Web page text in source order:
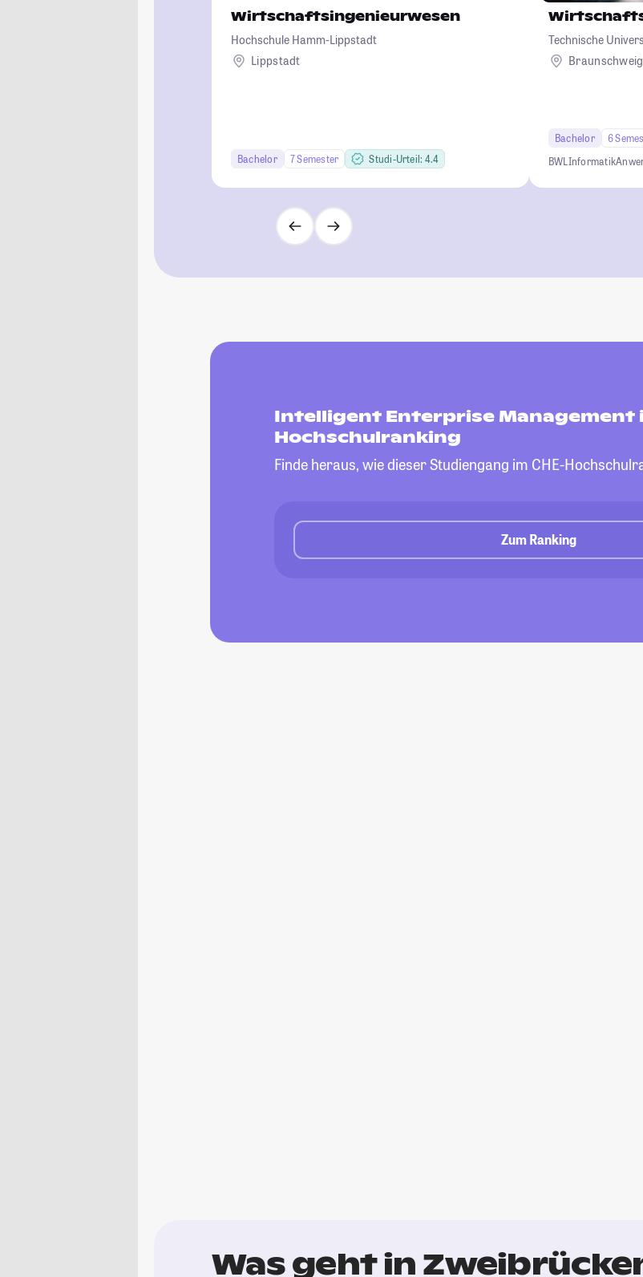
Wirtschaftsingenieurwesen
Hochschule Hamm-Lippstadt
Lippstadt
Bachelor 7 Semester Studi-Urteil: 4.4
Technische
Braunschweig
Bachelor 6
BWL Informatik
Intelligent Enterprise Management
Hochschulranking
Finde heraus, wie dieser Studiengang im CHE-
Zum Ranking
Was geht in